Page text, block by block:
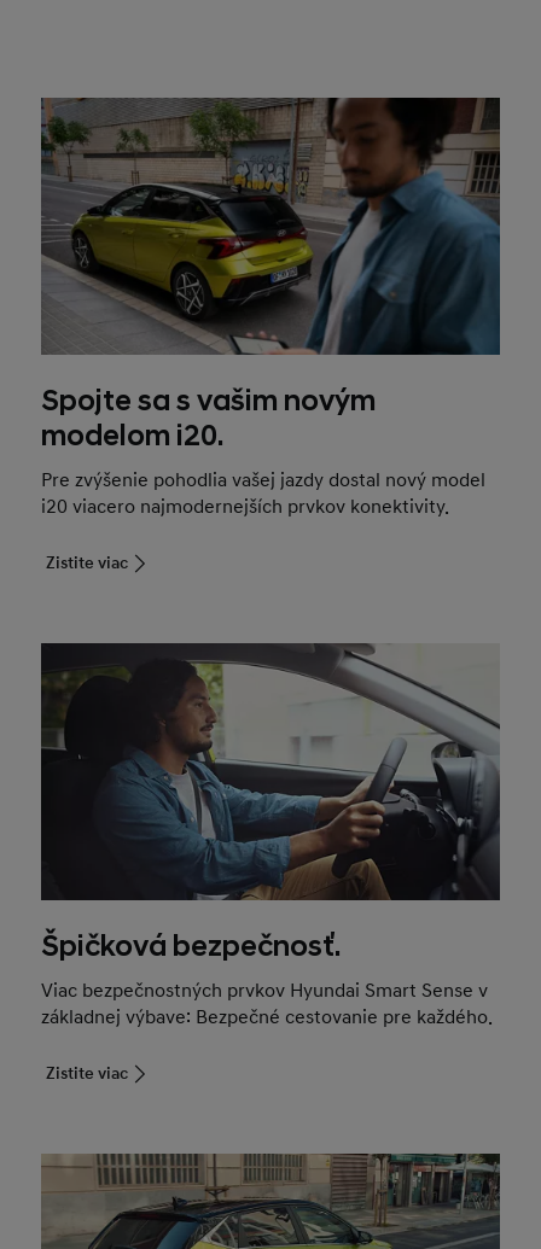
Spojte sa s vašim novým
modelom i20.
Pre zvýšenie pohodlia vašej jazdy dostal nový model
i20 viacero najmodernejších prvkov konektivity.
Zistite viac
Špičková bezpečnosť.
Viac bezpečnostných prvkov Hyundai Smart Sense v
základnej výbave: Bezpečné cestovanie pre každého.
Zistite viac